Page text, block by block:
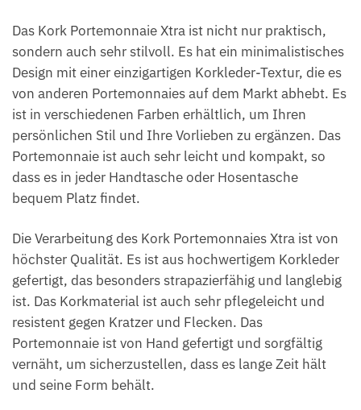
Das Kork Portemonnaie Xtra ist nicht nur praktisch,
sondern auch sehr stilvoll. Es hat ein minimalistisches
Design mit einer einzigartigen Korkleder-Textur, die es
von anderen Portemonnaies auf dem Markt abhebt. Es
ist in verschiedenen Farben erhältlich, um Ihren
persönlichen Stil und Ihre Vorlieben zu ergänzen. Das
Portemonnaie ist auch sehr leicht und kompakt, so
dass es in jeder Handtasche oder Hosentasche
bequem Platz findet.
Die Verarbeitung des Kork Portemonnaies Xtra ist von
höchster Qualität. Es ist aus hochwertigem Korkleder
gefertigt, das besonders strapazierfähig und langlebig
ist. Das Korkmaterial ist auch sehr pflegeleicht und
resistent gegen Kratzer und Flecken. Das
Portemonnaie ist von Hand gefertigt und sorgfältig
vernäht, um sicherzustellen, dass es lange Zeit hält
und seine Form behält.